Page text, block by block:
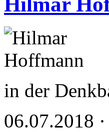
in der
06.07.2018